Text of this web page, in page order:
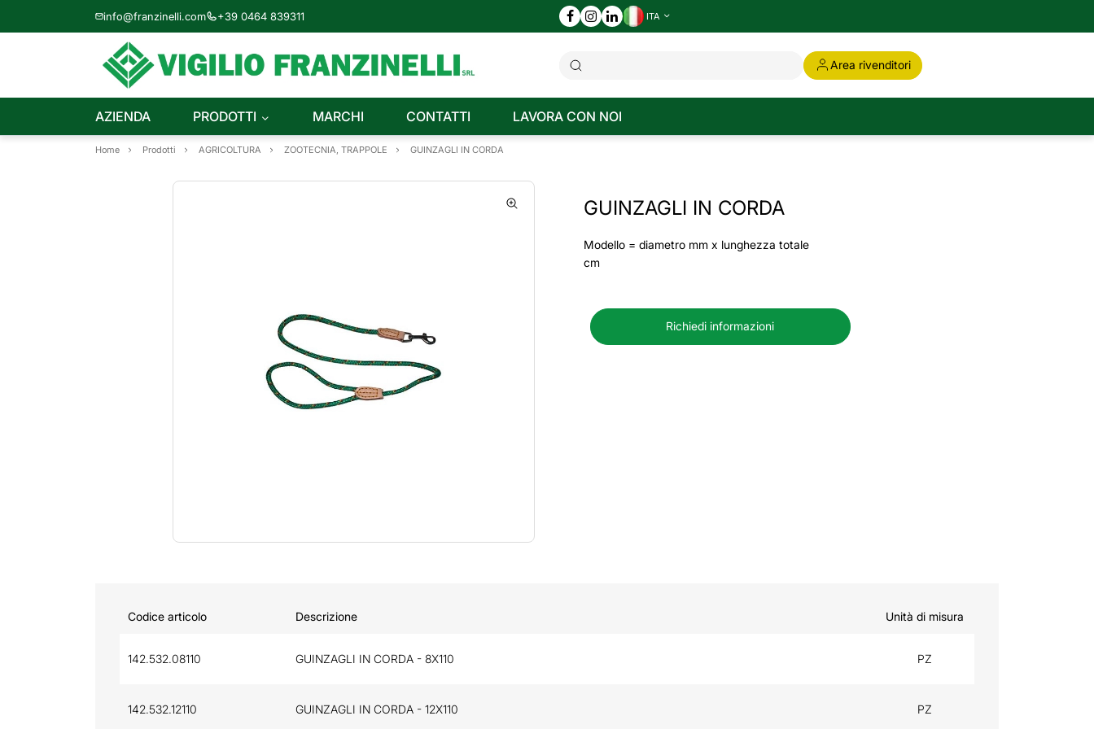
info@franzinelli.com +39 0464 839311 ITA
Area rivenditori
AZIENDA PRODOTTI MARCHI CONTATTI LAVORA CON NOI
Home Prodotti AGRICOLTURA ZOOTECNIA, TRAPPOLE GUINZAGLI IN CORDA
GUINZAGLI IN CORDA
Modello = diametro mm x lunghezza totale
cm
Richiedi informazioni
Codice articolo Descrizione Unità di misura
142.532.08110 GUINZAGLI IN CORDA - 8X110 PZ
142.532.12110 GUINZAGLI IN CORDA - 12X110 PZ